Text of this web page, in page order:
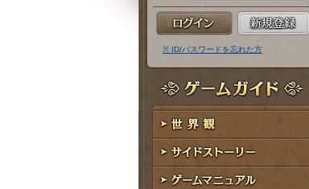
ー
ル
ア
ド
レ
ス
パ
ス
ー
ド
※ ID/パスワードを忘れた方
ゲームガイド
世界観
サイドストーリー